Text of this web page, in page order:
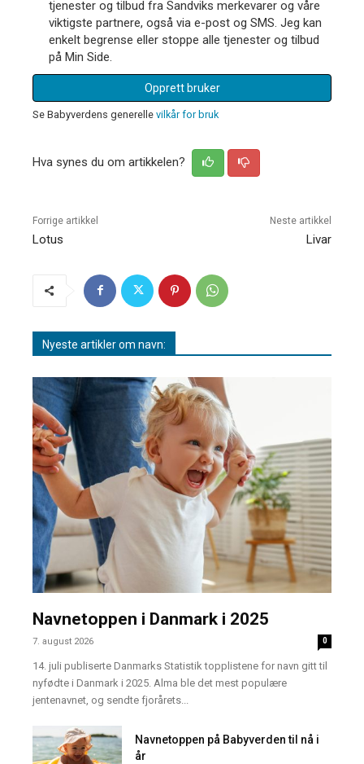
tjenester og tilbud fra Sandviks merkevarer og våre
viktigste partnere, også via e-post og SMS. Jeg kan
enkelt begrense eller stoppe alle tjenester og tilbud
på Min Side.
Opprett bruker
Se Babyverdens generelle vilkår for bruk
Hva synes du om artikkelen?
Forrige artikkel
Lotus
Neste artikkel
Livar
Nyeste artikler om navn:
Navnetoppen i Danmark i 2025
7. august 2026 0
14. juli publiserte Danmarks Statistik topplistene for navn gitt til
nyfødte i Danmark i 2025. Alma ble det mest populære
jentenavnet, og sendte fjorårets...
Navnetoppen på Babyverden til nå i
år